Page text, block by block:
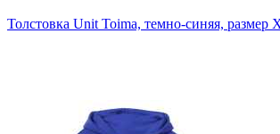
Толстовка Unit Toima, темно-синяя, размер